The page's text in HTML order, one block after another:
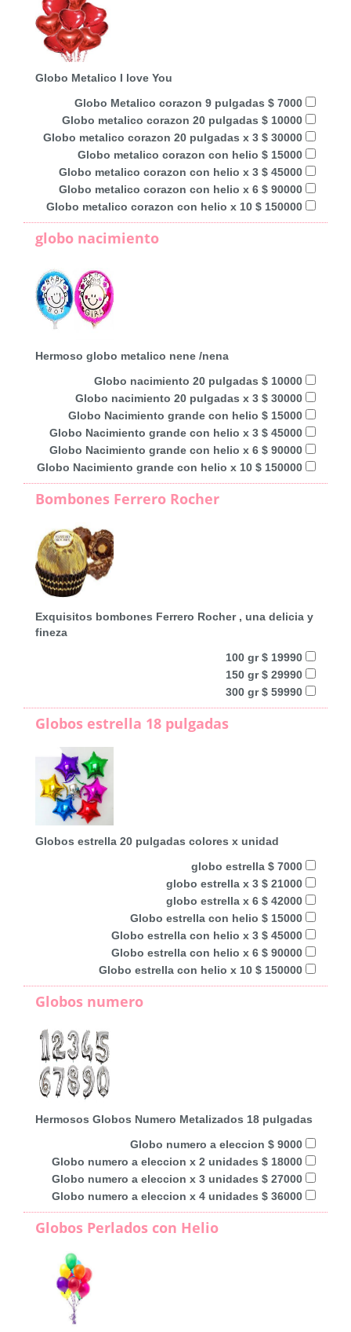
Globo Metalico I love You
Globo Metalico corazon 9 pulgadas $ 7000
Globo metalico corazon 20 pulgadas $ 10000
Globo metalico corazon 20 pulgadas x 3 $ 30000
Globo metalico corazon con helio $ 15000
Globo metalico corazon con helio x 3 $ 45000
Globo metalico corazon con helio x 6 $ 90000
Globo metalico corazon con helio x 10 $ 150000
globo nacimiento
Hermoso globo metalico nene /nena
Globo nacimiento 20 pulgadas $ 10000
Globo nacimiento 20 pulgadas x 3 $ 30000
Globo Nacimiento grande con helio $ 15000
Globo Nacimiento grande con helio x 3 $ 45000
Globo Nacimiento grande con helio x 6 $ 90000
Globo Nacimiento grande con helio x 10 $ 150000
Bombones Ferrero Rocher
Exquisitos bombones Ferrero Rocher , una delicia y
fineza
100 gr $ 19990
150 gr $ 29990
300 gr $ 59990
Globos estrella 18 pulgadas
Globos estrella 20 pulgadas colores x unidad
globo estrella $ 7000
globo estrella x 3 $ 21000
globo estrella x 6 $ 42000
Globo estrella con helio $ 15000
Globo estrella con helio x 3 $ 45000
Globo estrella con helio x 6 $ 90000
Globo estrella con helio x 10 $ 150000
Globos numero
Hermosos Globos Numero Metalizados 18 pulgadas
Globo numero a eleccion $ 9000
Globo numero a eleccion x 2 unidades $ 18000
Globo numero a eleccion x 3 unidades $ 27000
Globo numero a eleccion x 4 unidades $ 36000
Globos Perlados con Helio